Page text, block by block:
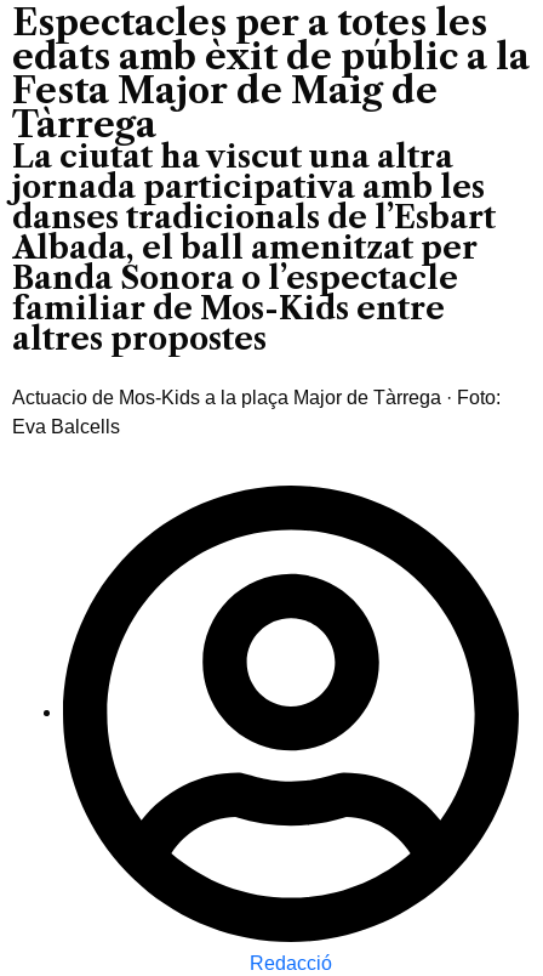
Espectacles per a totes les
edats amb èxit de públic a la
Festa Major de Maig de
Tàrrega
La ciutat ha viscut una altra
jornada participativa amb les
danses tradicionals de l’Esbart
Albada, el ball amenitzat per
Banda Sonora o l’espectacle
familiar de Mos-Kids entre
altres propostes
Actuacio de Mos-Kids a la plaça Major de Tàrrega · Foto:
Eva Balcells
Redacció